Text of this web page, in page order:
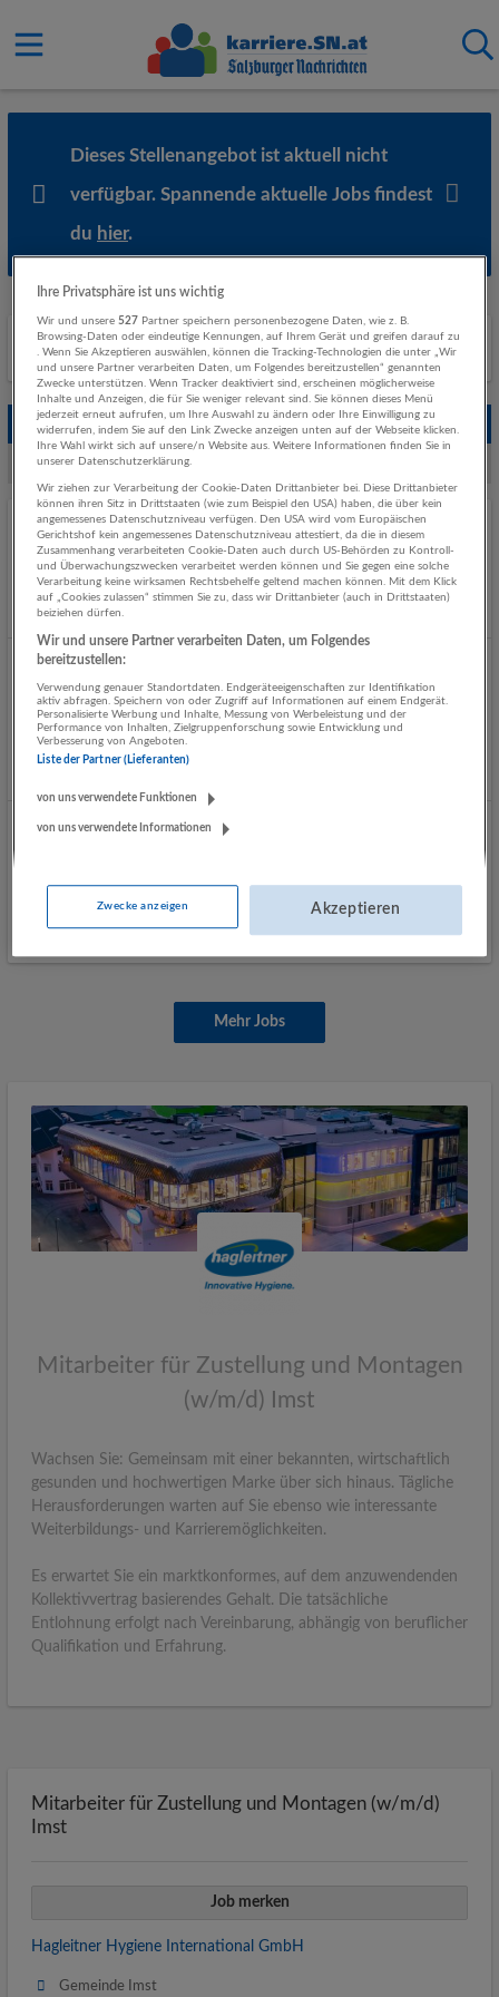
Dieses Stellenangebot ist aktuell nicht
verfügbar. Spannende aktuelle Jobs findest
du hier.
Ähnliche Stellenanzeigen
Empfohlene Jobs
Weitere Jobs von Hagleitner Hygiene International GmbH
Initiativbewerbung Flachgau & Tennengau
06.08.2026, SPAR Österreichische Warenhandels-AG
Tirol
Unterland
29.07.2026,Miele Gesellschaft m.b.H.
Tirol
Kundendiensttechniker (m/w/d) Haushalt - Tiroler
29.07.2026,Miele Gesellschaft m.b.H.
Tirol
Mehr Jobs
Mitarbeiter für Zustellung und Montagen
(w/m/d) Imst
Wachsen Sie: Gemeinsam mit einer bekannten, wirtschaftlich
gesunden und hochwertigen Marke über sich hinaus. Tägliche
Herausforderungen warten auf Sie ebenso wie interessante
Weiterbildungs- und Karrieremöglichkeiten.
Es erwartet Sie ein marktkonformes, auf dem anzuwendenden
Kollektivvertrag basierendes Gehalt. Die tatsächliche
Entlohnung erfolgt nach Vereinbarung, abhängig von beruflicher
Qualifikation und Erfahrung.
Mitarbeiter für Zustellung und Montagen (w/m/d)
Imst
Job merken
Hagleitner Hygiene International GmbH
Gemeinde Imst
Ihre Privatsphäre ist uns wichtig
Wir und unsere527 Partner speichern personenbezogene Daten, wie z. B.
Browsing-Daten oder eindeutige Kennungen, auf Ihrem Gerät und greifen darauf zu
. Wenn Sie Akzeptieren auswählen, können die Tracking-Technologien die unter „Wir
und unsere Partner verarbeiten Daten, um Folgendes bereitzustellen“ genannten
Zwecke unterstützen. Wenn Tracker deaktiviert sind, erscheinen möglicherweise
Inhalte und Anzeigen, die für Sie weniger relevant sind. Sie können dieses Menü
jederzeit erneut aufrufen, um Ihre Auswahl zu ändern oder Ihre Einwilligung zu
widerrufen, indem Sie auf den Link Zwecke anzeigen unten auf der Webseite klicken.
Ihre Wahl wirkt sich auf unsere/n Website aus. Weitere Informationen finden Sie in
unserer Datenschutzerklärung.
Wir ziehen zur Verarbeitung der Cookie-Daten Drittanbieter bei. Diese Drittanbieter
können ihren Sitz in Drittstaaten (wie zum Beispiel den USA) haben, die über kein
angemessenes Datenschutzniveau verfügen. Den USA wird vom Europäischen
Gerichtshof kein angemessenes Datenschutzniveau attestiert, da die in diesem
Zusammenhang verarbeiteten Cookie-Daten auch durch US-Behörden zu Kontroll-
und Überwachungszwecken verarbeitet werden können und Sie gegen eine solche
Verarbeitung keine wirksamen Rechtsbehelfe geltend machen können. Mit dem Klick
auf „Cookies zulassen“ stimmen Sie zu, dass wir Drittanbieter (auch in Drittstaaten)
beiziehen dürfen.
Wir und unsere Partner verarbeiten Daten, um Folgendes
bereitzustellen:
Verwendung genauer Standortdaten. Endgeräteeigenschaften zur Identifikation
aktiv abfragen. Speichern von oder Zugriff auf Informationen auf einem Endgerät.
Personalisierte Werbung und Inhalte, Messung von Werbeleistung und der
Performance von Inhalten, Zielgruppenforschung sowie Entwicklung und
Verbesserung von Angeboten.
Liste der Partner (Lieferanten)
von uns verwendete Funktionen
von uns verwendete Informationen
Zwecke anzeigen Akzeptieren